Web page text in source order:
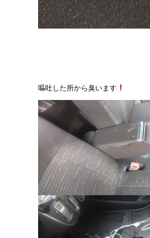
嘔吐した所から臭います